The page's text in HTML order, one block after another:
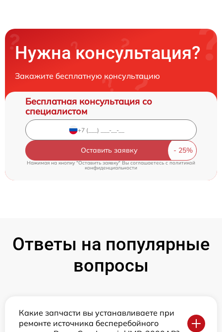
Нужна консультация?
Закажите бесплатную консультацию
Бесплатная консультация со
специалистом
Оставить заявку
Нажимая на кнопку "Оставить заявку" Вы соглашаетесь cполитикой
конфиденциальности
Ответы на популярные
вопросы
Какие запчасти вы устанавливаете при
ремонте источника бесперебойного